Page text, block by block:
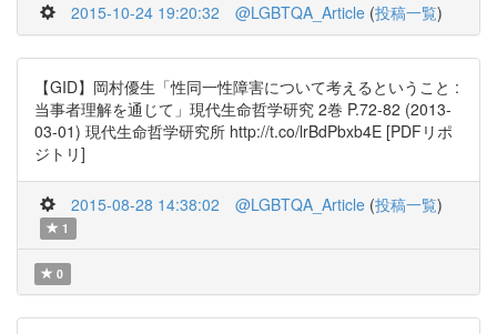
2015-10-24 19:20:32 @LGBTQA_Article (投稿一覧)
【GID】岡村優生「性同一性障害について考えるということ :
当事者理解を通じて」現代生命哲学研究 2巻 P.72-82 (2013-
03-01) 現代生命哲学研究所 http://t.co/lrBdPbxb4E [PDFリポ
ジトリ]
2015-08-28 14:38:02 @LGBTQA_Article (投稿一覧)
1
0